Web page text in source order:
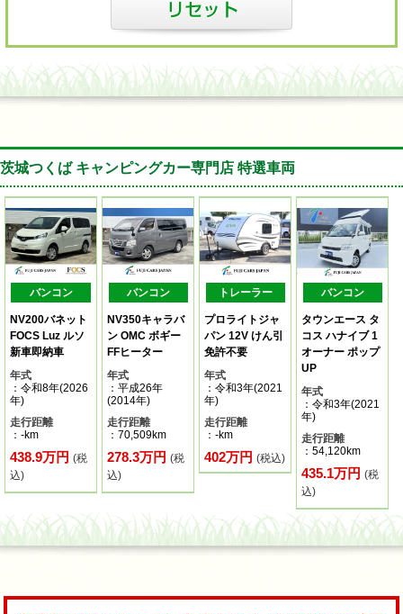
茨城つくば キャンピングカー専門店 特選車両
バンコン
NV200バネット
FOCS Luz ルソ
新車即納車
年式
：令和8年(2026
年)
走行距離
：-km
438.9万円 (税
込)
バンコン
NV350キャラバ
ン OMC ボギー
FFヒーター
年式
：平成26年
(2014年)
走行距離
：70,509km
278.3万円(税
込)
トレーラー
プロライトジャ
パン 12V けん引
免許不要
年式
：令和3年(2021
年)
走行距離
：-km
402万円(税込)
バンコン
タウンエース タ
コス ハナイブ 1
オーナー ポップ
UP
年式
：令和3年(2021
年)
走行距離
：54,120km
435.1万円(税
込)